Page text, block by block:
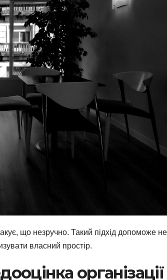
що незручно. Такий підхід допоможе не
власний простір.
організації